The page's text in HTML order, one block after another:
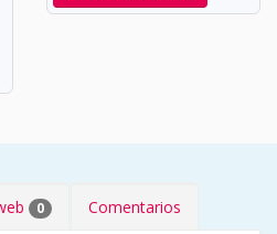
0 Comentarios